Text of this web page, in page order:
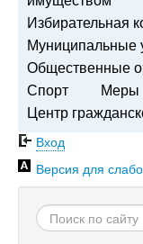
Избирательная
Муниципальные
Общественные
Спорт
Меры
Центр
Вход
Версия для